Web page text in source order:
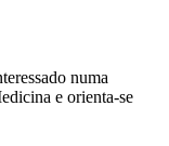
numa
e orienta-se